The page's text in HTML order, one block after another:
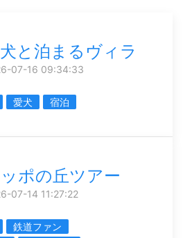
と泊まるヴィラ
07-16 09:34:33
愛犬
宿泊
ポの丘ツアー
07-14 11:27:22
鉄道ファン